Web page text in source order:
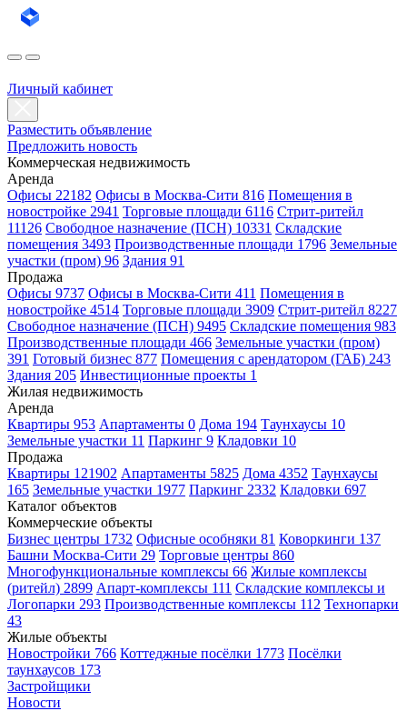
Личный кабинет
Разместить объявление
Предложить новость
Коммерческая недвижимость
Аренда
Офисы 22182 Офисы в Москва-Сити 816 Помещения в
новостройке 2941 Торговые площади 6116 Стрит-ритейл
11126 Свободное назначение (ПСН) 10331 Складские
помещения 3493 Производственные площади 1796 Земельные
участки (пром) 96 Здания 91
Продажа
Офисы 9737 Офисы в Москва-Сити 411 Помещения в
новостройке 4514 Торговые площади 3909 Стрит-ритейл 8227
Свободное назначение (ПСН) 9495 Складские помещения 983
Производственные площади 466 Земельные участки (пром)
391 Готовый бизнес 877 Помещения с арендатором (ГАБ) 243
Здания 205 Инвестиционные проекты 1
Жилая недвижимость
Аренда
Квартиры 953 Апартаменты 0 Дома 194 Таунхаусы 10
Земельные участки 11 Паркинг 9 Кладовки 10
Продажа
Квартиры 121902 Апартаменты 5825 Дома 4352 Таунхаусы
165 Земельные участки 1977 Паркинг 2332 Кладовки 697
Каталог объектов
Коммерческие объекты
Бизнес центры 1732 Офисные особняки 81 Коворкинги 137
Башни Москва-Сити 29 Торговые центры 860
Многофункциональные комплексы 66 Жилые комплексы
(ритейл) 2899 Апарт-комплексы 111 Складские комплексы и
Логопарки 293 Производственные комплексы 112 Технопарки
43
Жилые объекты
Новостройки 766 Коттеджные посёлки 1773 Посёлки
таунхаусов 173
Застройщики
Новости